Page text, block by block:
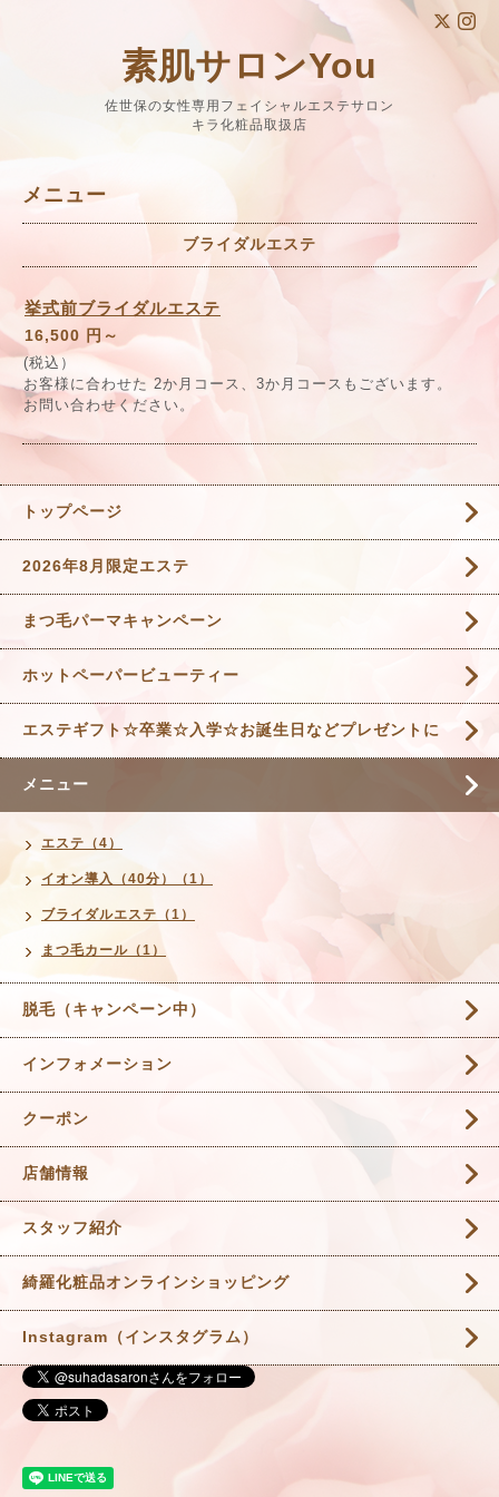
素肌サロンYou
佐世保の女性専用フェイシャルエステサロン
キラ化粧品取扱店
メニュー
ブライダルエステ
挙式前ブライダルエステ
16,500 円～
(税込）
お客様に合わせた 2か月コース、3か月コースもございます。
お問い合わせください。
トップページ
2026年8月限定エステ
まつ毛パーマキャンペーン
ホットペーパービューティー
エステギフト☆卒業☆入学☆お誕生日などプレゼントに
メニュー
エステ（4）
イオン導入（40分）（1）
ブライダルエステ（1）
まつ毛カール（1）
脱毛（キャンペーン中）
インフォメーション
クーポン
店舗情報
スタッフ紹介
綺羅化粧品オンラインショッピング
Instagram（インスタグラム）